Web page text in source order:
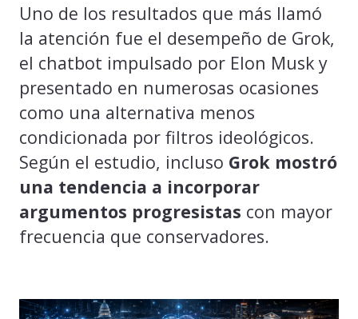
Uno de los resultados que más llamó
la atención fue el desempeño de Grok,
el chatbot impulsado por Elon Musk y
presentado en numerosas ocasiones
como una alternativa menos
condicionada por filtros ideológicos.
Según el estudio, incluso Grok mostró
una tendencia a incorporar
argumentos progresistas con mayor
frecuencia que conservadores.